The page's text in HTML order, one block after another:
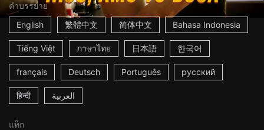
คำบรรยาย
English
繁體中文 简体中文 Bahasa Indonesia
Tiếng Việt ภาษาไทย 日本語 한국어
français Deutsch Português русский
हिन्दी العربية
แท็ก